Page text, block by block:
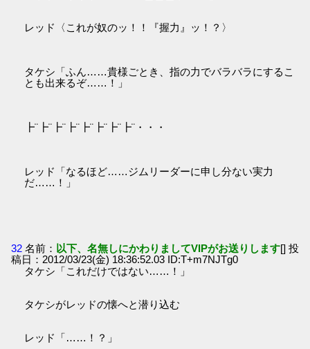
レッド〈これが奴のッ！！『握力』ッ！？〉
タケシ「ふん……貴様ごとき、指の力でバラバラにするこ
とも出来るぞ……！」
┣¨┣¨┣¨┣¨┣¨┣¨┣¨┣¨・・・
レッド「なるほど……ジムリーダーに申し分ない実力
だ……！」
32 名前： 以下、名無しにかわりましてVIPがお送りします[] 投
稿日：2012/03/23(金) 18:36:52.03 ID:T+m7NJTg0
タケシ「これだけではない……！」
タケシがレッドの懐へと潜り込む
レッド「……！？」